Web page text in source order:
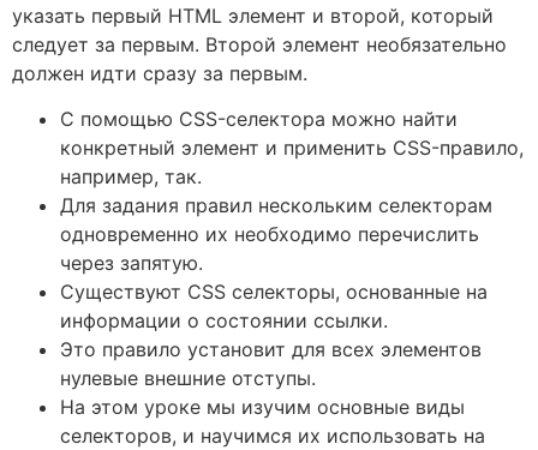
указать первый HTML элемент и второй, который
следует за первым. Второй элемент необязательно
должен идти сразу за первым.
С помощью CSS-селектора можно найти
конкретный элемент и применить CSS-правило,
например, так.
Для задания правил нескольким селекторам
одновременно их необходимо перечислить
через запятую.
Существуют CSS селекторы, основанные на
информации о состоянии ссылки.
Это правило установит для всех элементов
нулевые внешние отступы.
На этом уроке мы изучим основные виды
селекторов, и научимся их использовать на